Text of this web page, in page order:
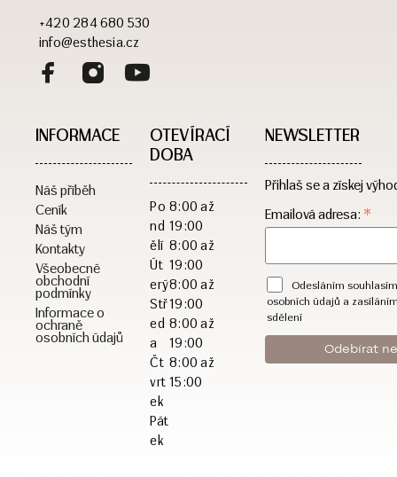
+420 284 680 530
info@esthesia.cz
INFORMACE
Náš příběh
Ceník
Náš tým
Kontakty
Všeobecné
obchodní
podmínky
Informace o
ochraně
osobních údajů
OTEVÍRACÍ
DOBA​
Po
nd
ělí
Út
erý
Stř
ed
a
Čt
vrt
ek
Pát
ek
8:00 až
19:00
8:00 až
19:00
8:00 až
19:00
8:00 až
19:00
8:00 až
15:00
NEWSLETTER
Přihlaš se a získej
Emailová adresa: *
Odesláním
osobních údajů a
sdělení